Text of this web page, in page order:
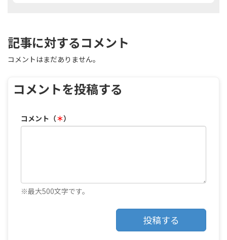
記事に対するコメント
コメントはまだありません。
コメントを投稿する
コメント（＊）
※最大500文字です。